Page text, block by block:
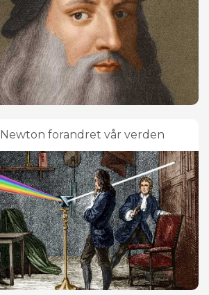
Newton forandret vår verden